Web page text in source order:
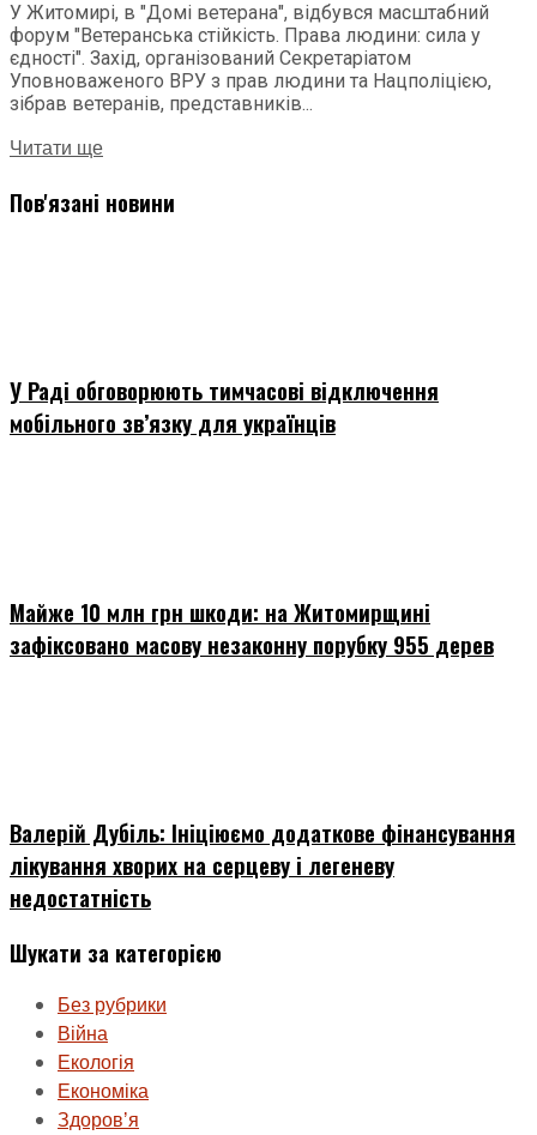
У Житомирі, в "Домі ветерана", відбувся масштабний
форум "Ветеранська стійкість. Права людини: сила у
єдності". Захід, організований Секретаріатом
Уповноваженого ВРУ з прав людини та Нацполіцією,
зібрав ветеранів, представників...
Читати ще
Пов'язані новини
У Раді обговорюють тимчасові відключення
мобільного зв’язку для українців
Майже 10 млн грн шкоди: на Житомирщині
зафіксовано масову незаконну порубку 955 дерев
Валерій Дубіль: Ініціюємо додаткове фінансування
лікування хворих на серцеву і легеневу
недостатність
Шукати за категорією
Без рубрики
Війна
Екологія
Економіка
Здоровʼя